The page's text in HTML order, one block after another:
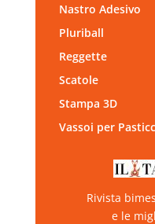
Nastro Adesivo
Pluriball
Reggette
Scatole
Stampa 3D
Vassoi per
Rivista
e le